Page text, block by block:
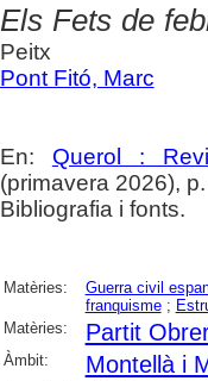
Els Fets de
Peitx
Pont Fitó, Marc
En: Querol :
(primavera 2026),
Bibliografia i fonts.
Matèries: Guerra civil
franquisme;
Matèries:
Partit
Àmbit: Montellà i